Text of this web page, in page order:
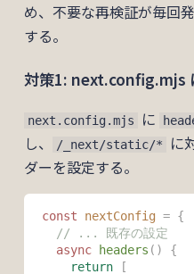
め、不要な再検証が毎回
する。
対策1: next.config.mjs
next.config.mjs に
し、
/_next/static/*
に
ダーを設定する。
const nextConfig = {
  // ... 既存の設定
  async
headers ()
{
    return
[